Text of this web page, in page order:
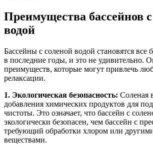
Преимущества бассейнов
водой
Бассейны с соленой водой становятся все
в последние годы, и это не удивительно.
преимуществ, которые могут привлечь
релаксации.
1. Экологическая безопасность: Соленая
добавления химических продуктов для
чистоты. Это означает, что бассейн с
экологически безопасен, чем бассейн с
требующий обработки хлором или
веществами.